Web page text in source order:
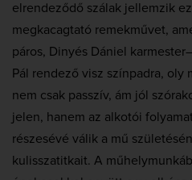
elrendeződő szálak jellemzik
megkacagtató remekművet,
páros, Dinyés Dániel
Pál rendező visz színpadra, oly
nem csak passzív, ám jól
jelen, hanem az alkotói
részesévé válik a mű
kulisszatitkait. A